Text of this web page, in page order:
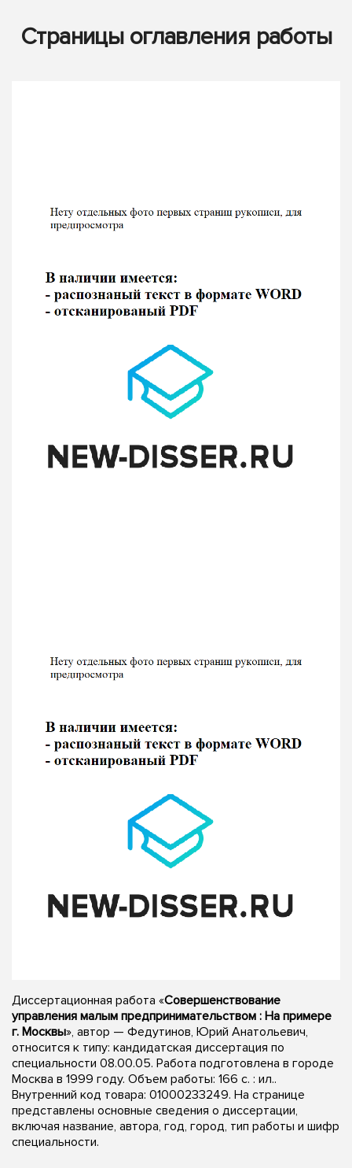
Страницы оглавления работы
Диссертационная работа «Совершенствование
управления малым предпринимательством : На примере
г. Москвы», автор — Федутинов, Юрий Анатольевич,
относится к типу: кандидатская диссертация по
специальности 08.00.05. Работа подготовлена в городе
Москва в 1999 году. Объем работы: 166 с. : ил..
Внутренний код товара: 01000233249. На странице
представлены основные сведения о диссертации,
включая название, автора, год, город, тип работы и шифр
специальности.